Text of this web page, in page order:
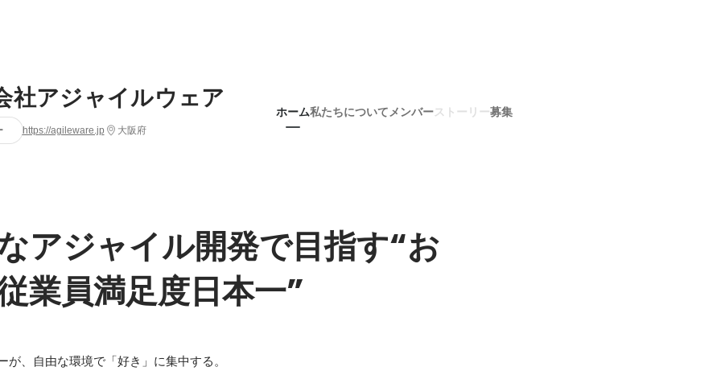
社アジャイルウェア
https://agileware.jp 大阪府
ホーム私たちについて メンバーストーリー募集
アジャイル開発で目指す“お
業員満足度日本一”
が、自由な環境で「好き」に集中する。